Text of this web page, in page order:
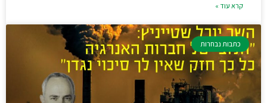
קרא עוד »
כתבות נבחרות